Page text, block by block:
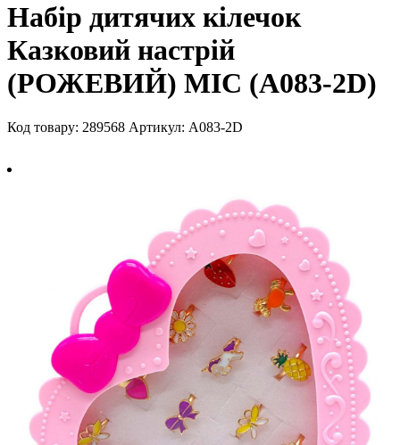
Набір дитячих кілечок
Казковий настрій
(РОЖЕВИЙ) MIC (A083-2D)
Код товару: 289568 Артикул: A083-2D